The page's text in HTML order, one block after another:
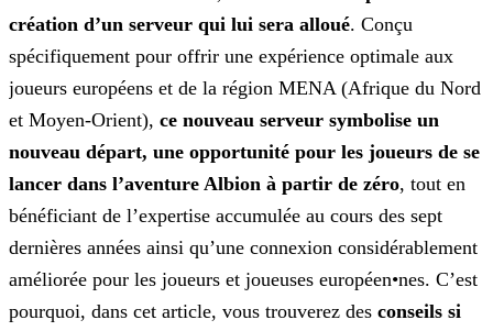
création d’un serveur qui lui sera alloué. Conçu
spécifiquement pour offrir une expérience optimale aux
joueurs européens et de la région MENA (Afrique du Nord
et Moyen-Orient), ce nouveau serveur symbolise un
nouveau départ, une opportunité pour les joueurs de se
lancer dans l’aventure Albion à partir de zéro, tout en
bénéficiant de l’expertise accumulée au cours des sept
dernières années ainsi qu’une connexion considérablement
améliorée pour les joueurs et joueuses européen•nes. C’est
pourquoi, dans cet article, vous trouverez des conseils si